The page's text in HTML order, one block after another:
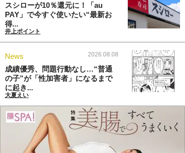
スシローが10％還元に！「au
PAY」で今すぐ使いたい“最新お
得...
井上ポイント
News 2026.08.08
成績優秀、問題行動なし…“普通
の子”が「性加害者」になるまで
に起き...
大夏えい